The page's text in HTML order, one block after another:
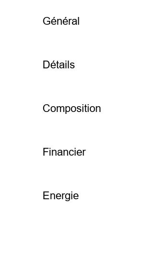
Général
Détails
Composition
Financier
Energie